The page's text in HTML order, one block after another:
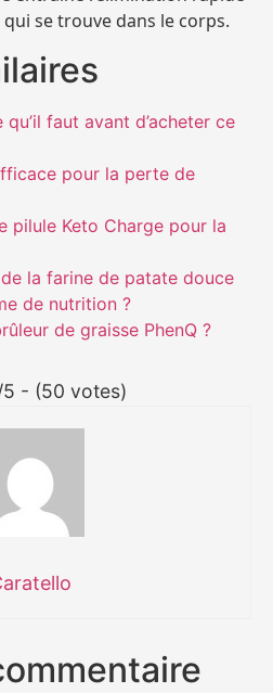
se trouve dans le corps.
faut avant d’acheter ce
pour la perte de
pilule Keto Charge pour la
la farine de patate douce
de nutrition ?
de graisse PhenQ ?
- (50 votes)